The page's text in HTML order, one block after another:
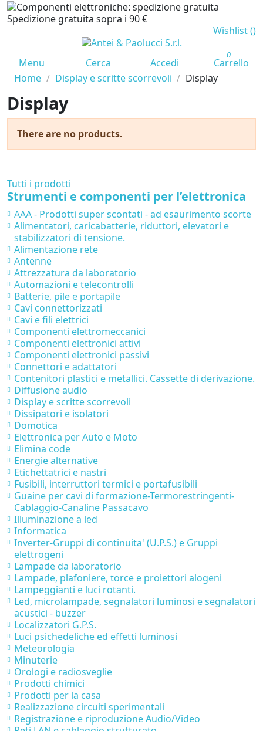
Spedizione gratuita sopra i 90 €
Wishlist ()
Menu Cerca Accedi
0
Carrello
Home
Display e scritte scorrevoli Display
Display
There are no products.
Tutti i prodotti
Strumenti e componenti per l’elettronica
AAA - Prodotti super scontati - ad esaurimento scorte
Alimentatori, caricabatterie, riduttori, elevatori e
stabilizzatori di tensione.
Alimentazione rete
Antenne
Attrezzatura da laboratorio
Automazioni e telecontrolli
Batterie, pile e portapile
Cavi connettorizzati
Cavi e fili elettrici
Componenti elettromeccanici
Componenti elettronici attivi
Componenti elettronici passivi
Connettori e adattatori
Contenitori plastici e metallici. Cassette di derivazione.
Diffusione audio
Display e scritte scorrevoli
Dissipatori e isolatori
Domotica
Elettronica per Auto e Moto
Elimina code
Energie alternative
Etichettatrici e nastri
Fusibili, interruttori termici e portafusibili
Guaine per cavi di formazione-Termorestringenti-
Cablaggio-Canaline Passacavo
Illuminazione a led
Informatica
Inverter-Gruppi di continuita' (U.P.S.) e Gruppi
elettrogeni
Lampade da laboratorio
Lampade, plafoniere, torce e proiettori alogeni
Lampeggianti e luci rotanti.
Led, microlampade, segnalatori luminosi e segnalatori
acustici - buzzer
Localizzatori G.P.S.
Luci psichedeliche ed effetti luminosi
Meteorologia
Minuterie
Orologi e radiosveglie
Prodotti chimici
Prodotti per la casa
Realizzazione circuiti sperimentali
Registrazione e riproduzione Audio/Video